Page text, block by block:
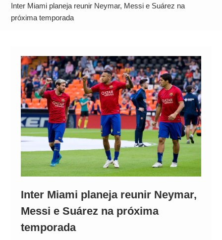
Alto
Inter Miami planeja reunir Neymar, Messi e Suárez na
próxima temporada
Inter Miami planeja reunir Neymar,
Messi e Suárez na próxima
temporada